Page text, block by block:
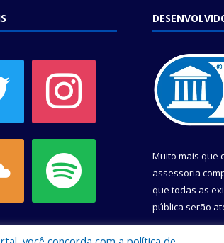
Muito mais que
assessoria
que todas as
pública serão
Conheça o